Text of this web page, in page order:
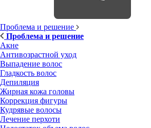
Проблема и решение
Проблема и решение
Акне
Антивозрастной уход
Выпадение волос
Гладкость волос
Депиляция
Жирная кожа головы
Коррекция фигуры
Кудрявые волосы
Лечение перхоти